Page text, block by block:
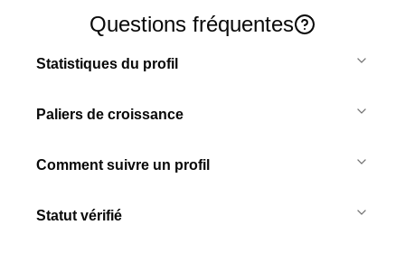
Questions fréquentes
Statistiques du profil
Paliers de croissance
Comment suivre un profil
Statut vérifié